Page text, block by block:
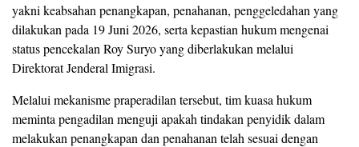
yakni keabsahan penangkapan, penahanan, penggeledahan yang
dilakukan pada 19 Juni 2026, serta kepastian hukum mengenai
status pencekalan Roy Suryo yang diberlakukan melalui
Direktorat Jenderal Imigrasi.
Melalui mekanisme praperadilan tersebut, tim kuasa hukum
meminta pengadilan menguji apakah tindakan penyidik dalam
melakukan penangkapan dan penahanan telah sesuai dengan